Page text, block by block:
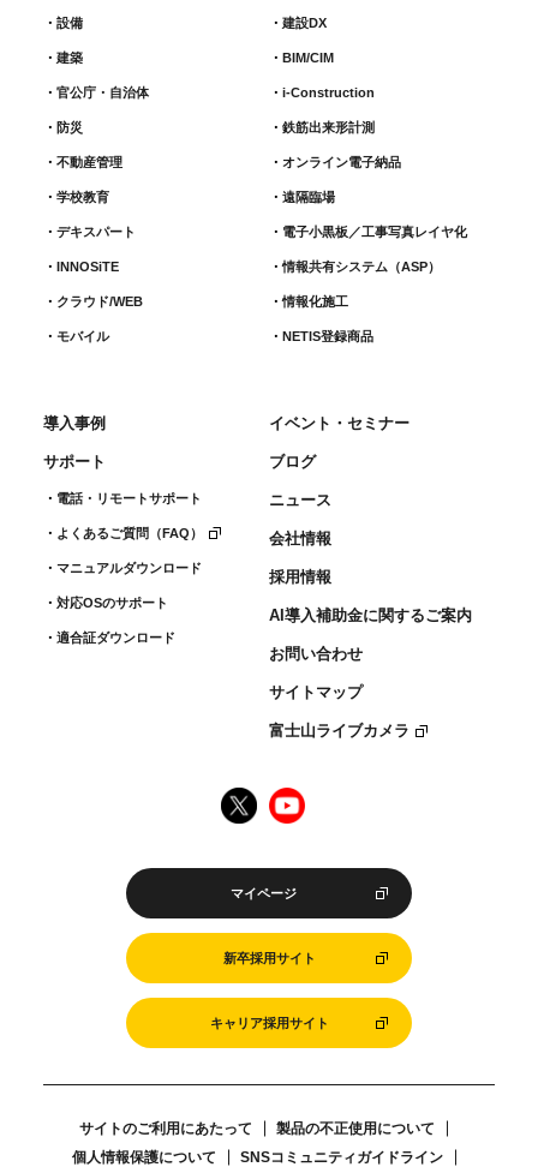
設備
建築
官公庁・自治体
防災
不動産管理
学校教育
デキスパート
INNOSiTE
クラウド/WEB
モバイル
建設DX
BIM/CIM
i-Construction
鉄筋出来形計測​
オンライン電子納品
遠隔臨場
電子小黒板／工事写真レイヤ化
情報共有システム（ASP）
情報化施工
NETIS登録商品
導入事例
サポート
電話・リモートサポート
よくあるご質問（FAQ）
マニュアルダウンロード
対応OSのサポート
適合証ダウンロード
イベント・セミナー
ブログ
ニュース
会社情報
採用情報
AI導入補助金に関するご案内
お問い合わせ
サイトマップ
富士山ライブカメラ
マイページ
新卒採用サイト
キャリア採用サイト
サイトのご利用にあたって
製品の不正使用について
個人情報保護について
SNSコミュニティガイドライン